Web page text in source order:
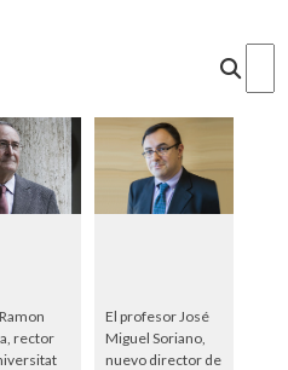
rector
El profesor José
Miguel Soriano,
nuevo director de